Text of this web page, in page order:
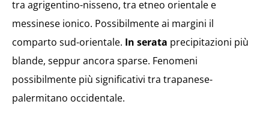
tra agrigentino-nisseno, tra etneo orientale e
messinese ionico. Possibilmente ai margini il
comparto sud-orientale. In serata precipitazioni più
blande, seppur ancora sparse. Fenomeni
possibilmente più significativi tra trapanese-
palermitano occidentale.